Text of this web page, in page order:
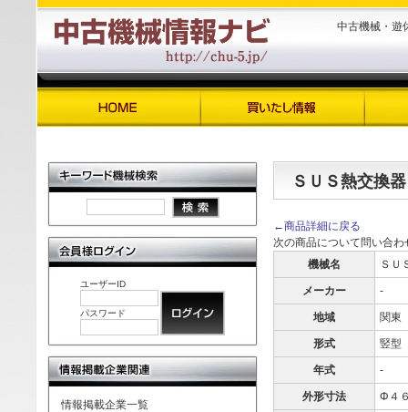
中古機械・遊
ＳＵＳ熱交換器
←商品詳細に戻る
次の商品について問い合わ
機械名
ＳＵ
メーカー -
地域 関東
形式 竪型
年式 -
外形寸法 Φ４
ユーザーID
パスワード
情報掲載企業一覧